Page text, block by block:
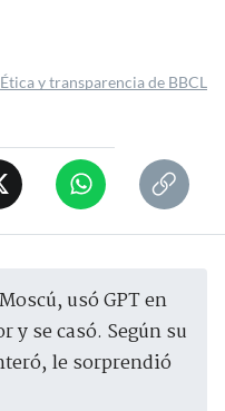
Ética y transparencia de BBCL
y se casó. Según su
le sorprendió